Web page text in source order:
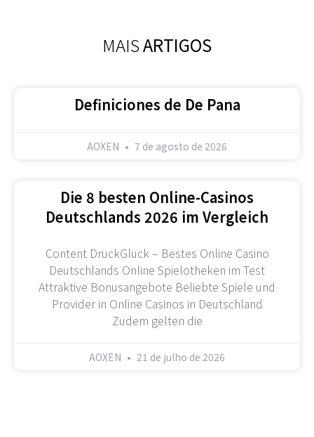
MAISARTIGOS
Definiciones de De Pana
AOXEN 7 de agosto de 2026
Die 8 besten Online-Casinos
Deutschlands 2026 im Vergleich
Content DrückGlück – Bestes Online Casino
Deutschlands Online Spielotheken im Test
Attraktive Bonusangebote Beliebte Spiele und
Provider in Online Casinos in Deutschland
Zudem gelten die
AOXEN 21 de julho de 2026